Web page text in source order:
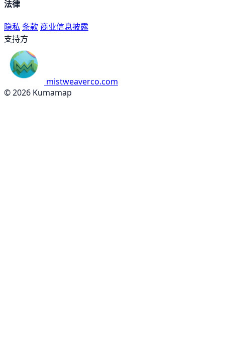
法律
隐私 条款 商业信息披露
支持方
mistweaverco.com
© 2026 Kumamap